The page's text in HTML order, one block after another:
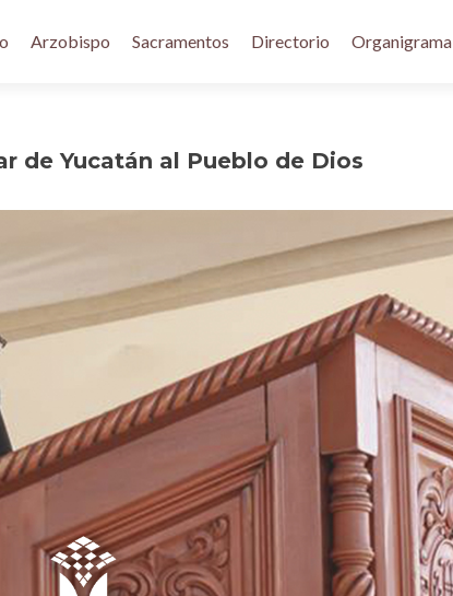
Arzobispo Sacramentos Directorio Organigrama
de Yucatán al Pueblo de Dios